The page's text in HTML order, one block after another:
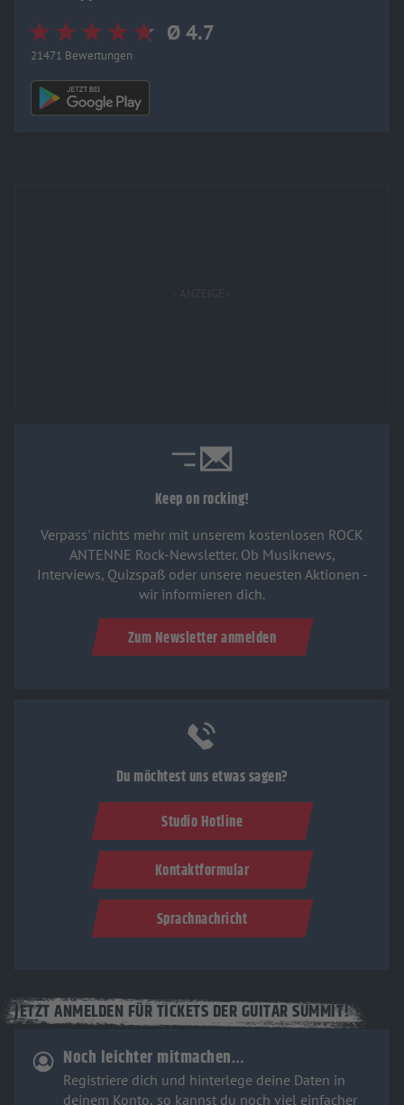
Ø 4.7
21471 Bewertungen
Keep on rocking!
Verpass' nichts mehr mit unserem kostenlosen ROCK
ANTENNE Rock-Newsletter. Ob Musiknews,
Interviews, Quizspaß oder unsere neuesten Aktionen -
wir informieren dich.
Zum Newsletter anmelden
Du möchtest uns etwas sagen?
Studio Hotline
Kontaktformular
Sprachnachricht
JETZT ANMELDEN FÜR TICKETS DER GUITAR SUMMIT!
Noch leichter mitmachen…
Registriere dich und hinterlege deine Daten in
deinem Konto, so kannst du noch viel einfacher